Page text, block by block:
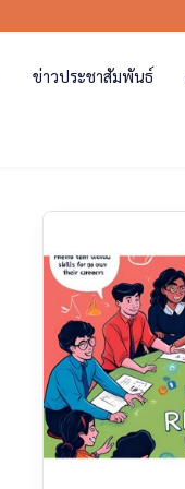
ข่าวประชาสัมพันธ์